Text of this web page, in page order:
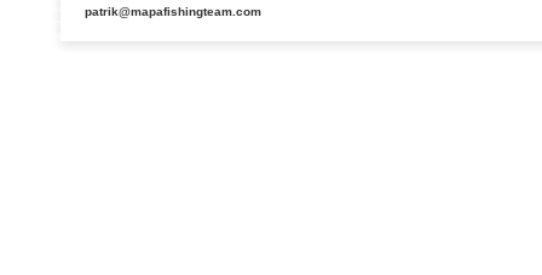
patrik@mapafishingteam.com